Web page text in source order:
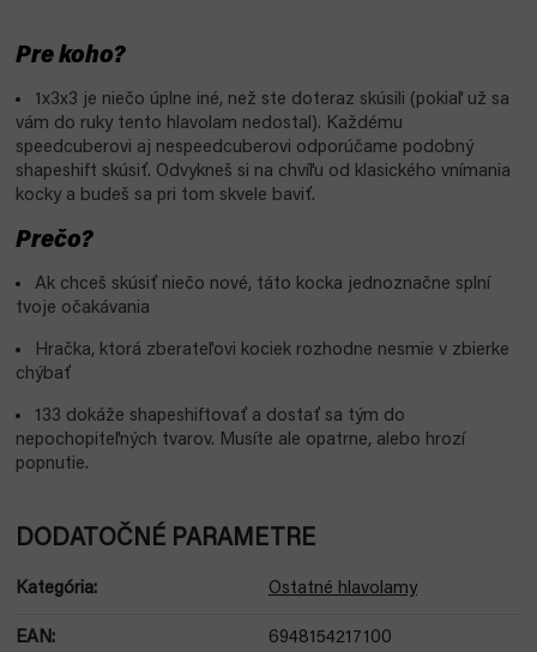
Pre koho?
1x3x3 je niečo úplne iné, než ste doteraz skúsili (pokiaľ už sa
vám do ruky tento hlavolam nedostal). Každému
speedcuberovi aj nespeedcuberovi odporúčame podobný
shapeshift skúsiť. Odvykneš si na chvíľu od klasického vnímania
kocky a budeš sa pri tom skvele baviť.
Prečo?
Ak chceš skúsiť niečo nové, táto kocka jednoznačne splní
tvoje očakávania
Hračka, ktorá zberateľovi kociek rozhodne nesmie v zbierke
chýbať
133 dokáže shapeshiftovať a dostať sa tým do
nepochopiteľných tvarov. Musíte ale opatrne, alebo hrozí
popnutie.
DODATOČNÉ PARAMETRE
Kategória: Ostatné hlavolamy
EAN: 6948154217100